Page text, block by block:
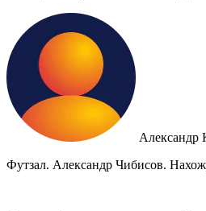
Футзал. Александр Чибисов.